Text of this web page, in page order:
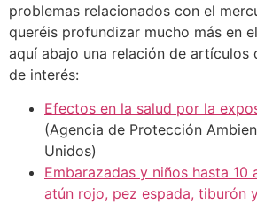
problemas relacionados con el
queréis profundizar mucho más en
aquí abajo una relación de artículos
de interés:
Efectos en la salud por la
(Agencia de Protección
Unidos)
Embarazadas y niños hasta 10
atún rojo, pez espada, tiburón